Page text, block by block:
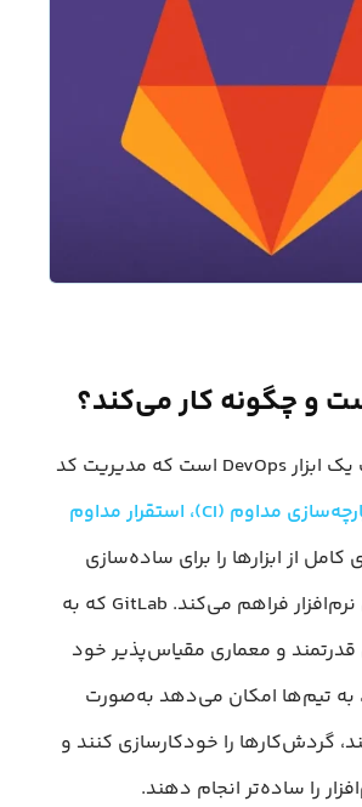
GitLab یا گیت‌لب یک ابزار DevOps است که مدیریت کد
یکپارچه‌سازی مداوم (CI)، استقرار مداوم
از ابزارها را برای ساده‌سازی
چرخه‌ی توسعه‌ی نرم‌افزار فراهم می‌کند. GitLab که به
قدرتمند و معماری مقیاس‌پذیر خود
تیم‌ها امکان می‌دهد به‌صورت
گردش‌کارها را خودکارسازی کنند و
را ساده‌تر انجام دهند.